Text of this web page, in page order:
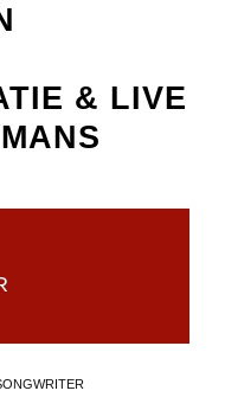
& LIVE